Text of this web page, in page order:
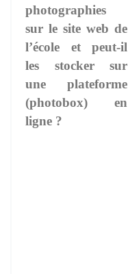
photographies
sur le site web de
l’école et peut-il
les stocker sur
une plateforme
(photobox) en
ligne ?